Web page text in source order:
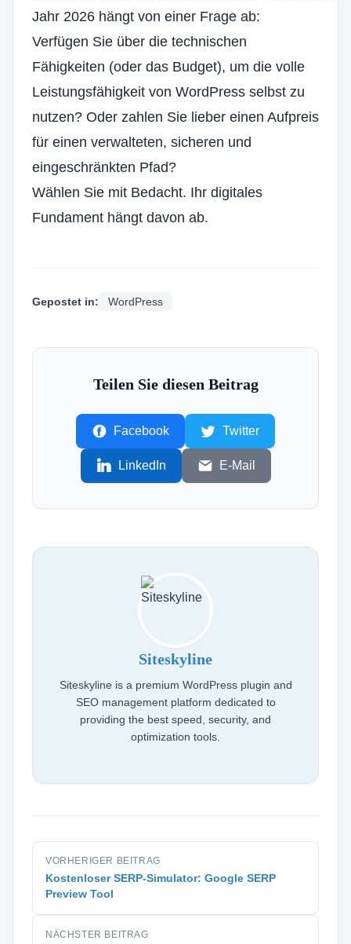
Jahr 2026 hängt von einer Frage ab:
Verfügen Sie über die technischen
Fähigkeiten (oder das Budget), um die volle
Leistungsfähigkeit von WordPress selbst zu
nutzen? Oder zahlen Sie lieber einen Aufpreis
für einen verwalteten, sicheren und
eingeschränkten Pfad?
Wählen Sie mit Bedacht. Ihr digitales
Fundament hängt davon ab.
Gepostet in: WordPress
Teilen Sie diesen Beitrag
Facebook Twitter
LinkedIn E-Mail
Siteskyline
Siteskyline is a premium WordPress plugin and
SEO management platform dedicated to
providing the best speed, security, and
optimization tools.
VORHERIGER BEITRAG
Kostenloser SERP-Simulator: Google SERP
Preview Tool
NÄCHSTER BEITRAG